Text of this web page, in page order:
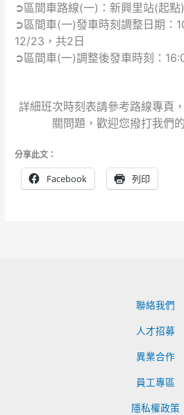
➲區間車路線(一)：新興里站(起
➲區間車(一)發車時刻調整日期：
12/23，共2日
➲區間車(一)調整後發車時刻：
詳細班次時刻表請參考路線專頁
關問題，歡迎您撥打我們的
分享此文：
Facebook 列印
聯絡我們
人才招募
異業合作
員工專區
隱私權政策